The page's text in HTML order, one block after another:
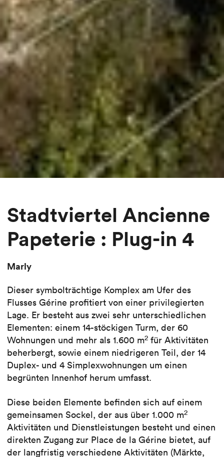
Stadtviertel Ancienne
Papeterie : Plug-in 4
Marly
Dieser symbolträchtige Komplex am Ufer des
Flusses Gérine profitiert von einer privilegierten
Lage. Er besteht aus zwei sehr unterschiedlichen
Elementen: einem 14-stöckigen Turm, der 60
Wohnungen und mehr als 1.600 m2 für Aktivitäten
beherbergt, sowie einem niedrigeren Teil, der 14
Duplex- und 4 Simplexwohnungen um einen
begrünten Innenhof herum umfasst.
Diese beiden Elemente befinden sich auf einem
gemeinsamen Sockel, der aus über 1.000 m2
Aktivitäten und Dienstleistungen besteht und einen
direkten Zugang zur Place de la Gérine bietet, auf
der langfristig verschiedene Aktivitäten (Märkte,